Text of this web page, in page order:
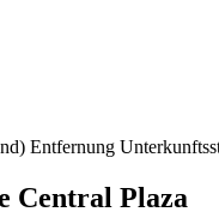
Entfernung
Central Plaza